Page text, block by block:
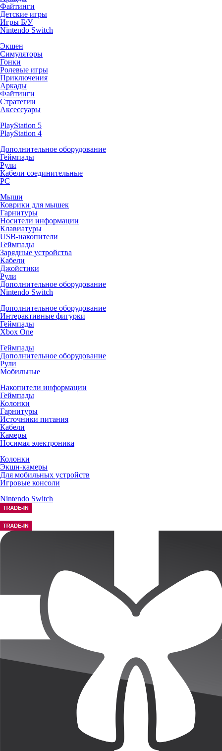
Файтинги
Детские игры
Игры Б/У
Nintendo Switch
Экшен
Симуляторы
Гонки
Ролевые игры
Приключения
Аркады
Файтинги
Стратегии
Аксессуары
PlayStation 5
PlayStation 4
Дополнительное оборудование
Геймпады
Рули
Кабели соединительные
PC
Мыши
Коврики для мышек
Гарнитуры
Носители информации
Клавиатуры
USB-накопители
Геймпады
Зарядные устройства
Кабели
Джойстики
Рули
Дополнительное оборудование
Nintendo Switch
Дополнительное оборудование
Интерактивные фигурки
Геймпады
Xbox One
Геймпады
Дополнительное оборудование
Рули
Мобильные
Накопители информации
Геймпады
Колонки
Гарнитуры
Источники питания
Кабели
Камеры
Носимая электроника
Колонки
Экшн-камеры
Для мобильных устройств
Игровые консоли
Nintendo Switch